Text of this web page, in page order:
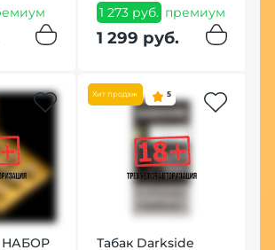
1 273 руб. премиум
1 299 руб.
НАБОР
Хит продаж 5
Табак Darkside